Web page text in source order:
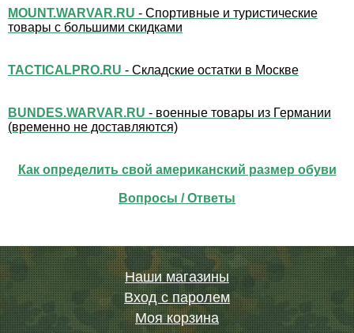
MOUNT.WARVAR.RU - Спортивные и туристические
товары с большими скидками
TACTICALPRO.RU - Складские остатки в Москве
BUNDES.WARVAR.RU - военные товары из Германии
(временно не доставляются)
Как определить свой американский размер обуви
Вопросы / Ответы
Наши магазины
Вход с паролем
Моя корзина